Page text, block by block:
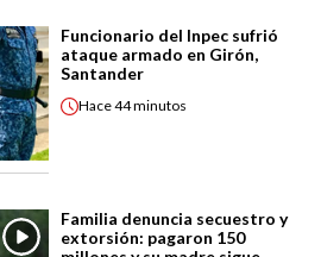
Funcionario del Inpec sufrió
ataque armado en Girón,
Santander
Hace44 minutos
Familia denuncia secuestro y
extorsión: pagaron 150